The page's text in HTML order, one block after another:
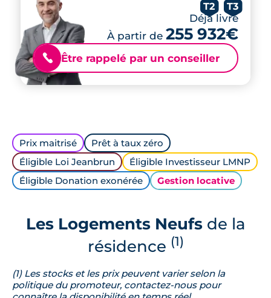
T2 T3
Déjà livré
À partir de 255 932€
📞 Être rappelé par un conseiller
Prix maitrisé
Prêt à taux zéro
Éligible Loi Jeanbrun
Éligible Investisseur LMNP
Éligible Donation exonérée
Gestion locative
Les Logements Neufsde la
résidence (1)
(1) Les stocks et les prix peuvent varier selon la
politique du promoteur, contactez-nous pour